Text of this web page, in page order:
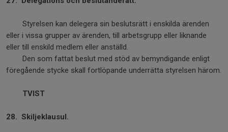
Styrelsen kan delegera sin beslutsrätt i enskilda ärenden
eller i vissa grupper av ärenden, till arbetsgrupp eller liknande
eller till enskild medlem eller anställd.
Den som fattat beslut med stöd av bemyndigande enligt
föregående stycke skall fortlöpande underrätta styrelsen härom.
TVIST
28. Skiljeklausul.